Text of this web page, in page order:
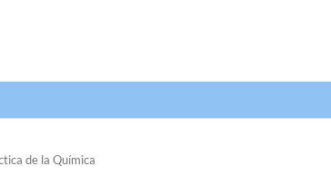
de la Química